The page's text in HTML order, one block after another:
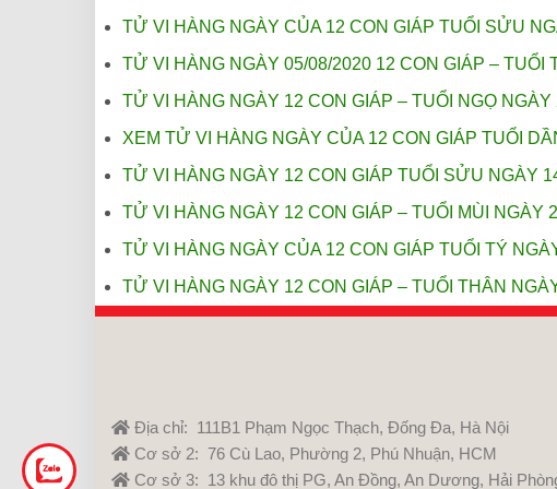
TỬ VI HÀNG NGÀY CỦA 12 CON GIÁP TUỔI SỬU
TỬ VI HÀNG NGÀY 05/08/2020 12 CON GIÁP – TUỔI
TỬ VI HÀNG NGÀY 12 CON GIÁP – TUỔI NGỌ NGÀY
XEM TỬ VI HÀNG NGÀY CỦA 12 CON GIÁP TUỔI
TỬ VI HÀNG NGÀY 12 CON GIÁP TUỔI SỬU NGÀY
TỬ VI HÀNG NGÀY 12 CON GIÁP – TUỔI MÙI NGÀY
TỬ VI HÀNG NGÀY CỦA 12 CON GIÁP TUỔI TÝ
TỬ VI HÀNG NGÀY 12 CON GIÁP – TUỔI THÂN
Địa chỉ: 111B1 Phạm Ngọc Thạch, Đống Đa, Hà Nội
Cơ sở 2: 76 Cù Lao, Phường 2, Phú Nhuận, HCM
Cơ sở 3: 13 khu đô thị PG, An Đồng, An Dương, Hải